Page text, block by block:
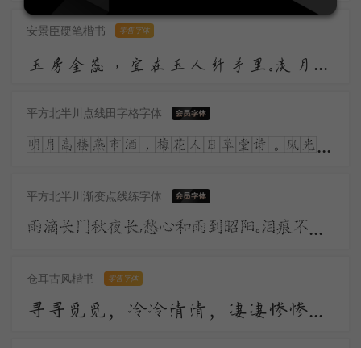
安景臣硬笔楷书 零售字体
玉房金蕊，宜在玉人纤手里。淡月朦胧，更有微微弄袖风。温香熟美，醉慢云鬟垂两耳。多谢春工，不是花红是玉红。
平方北半川点线田字格字体
明月高楼燕市酒，梅花人日草堂诗。风光流转何多态，儿女青红又一时。涧底孤松二千尺，殷勤留看岁寒枝。
平方北半川渐变点线练字体
雨滴长门秋夜长，愁心和雨到昭阳。泪痕不学君恩断，拭却千行更万行。宫殿沈沈月欲分，昭阳更漏不堪闻。
仓耳古风楷书 零售字体
寻寻觅觅，冷冷清清，凄凄惨惨戚戚。乍暖还寒时候，最难将息。三杯两盏淡酒，怎敌他、晚来风急！雁过也，正伤心，却是旧时相识。